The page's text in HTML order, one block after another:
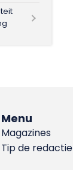
Menu
Magazines
Tip de redactie